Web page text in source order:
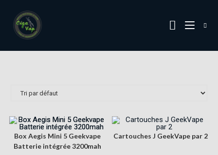
Box Aegis Mini 5 Geekvape
Batterie intégrée 3200mah
Cartouches J GeekVape par 2